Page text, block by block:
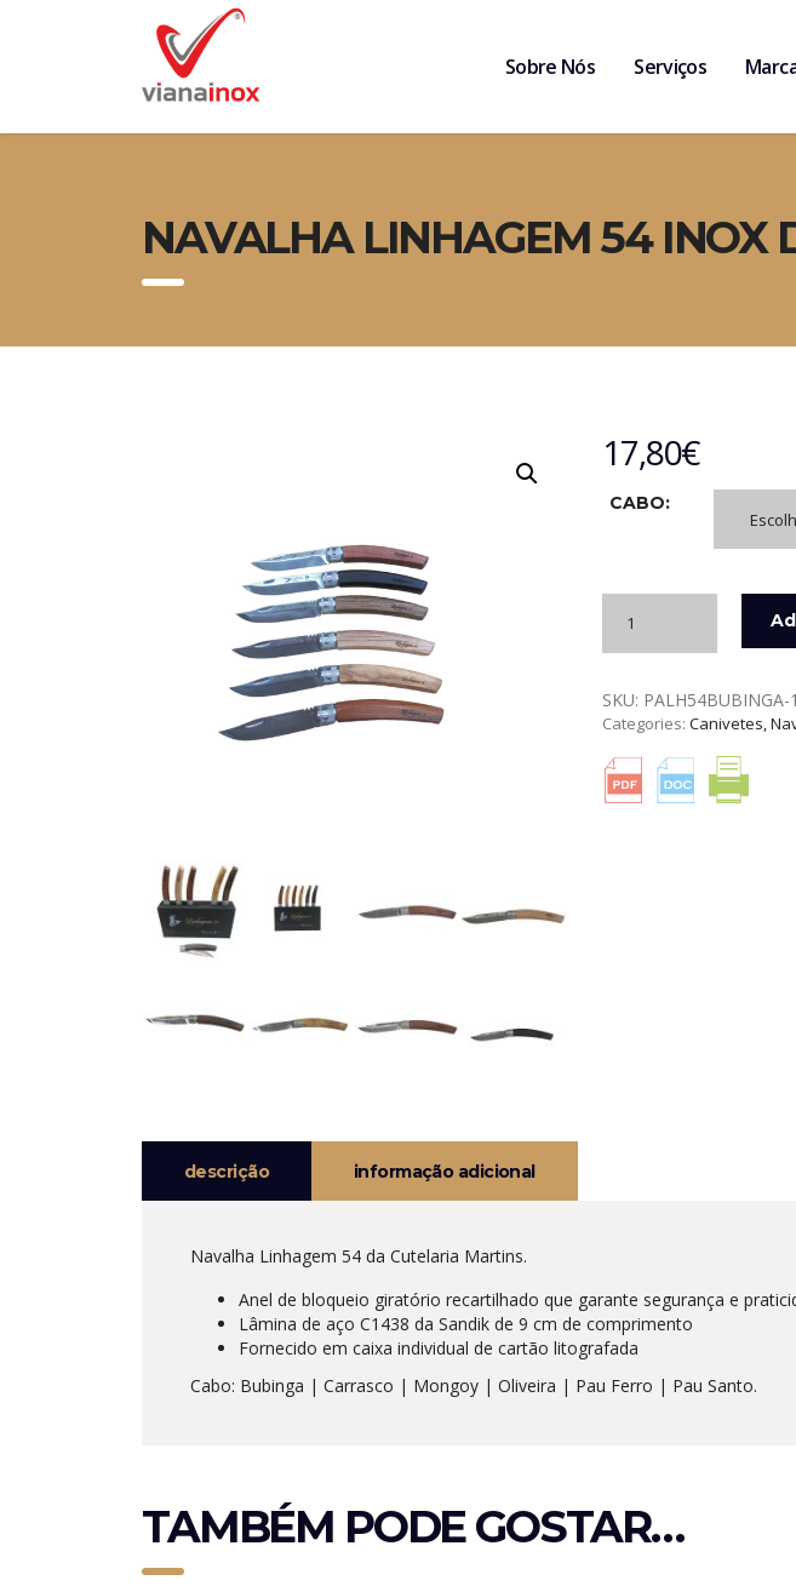
Sobre Nós Serviços
NAVALHA LINHAGEM 54 INOX
17,80€
CABO:
NAVALHA
54
INOX
CUTELARIA
MARTINS
SKU: PALH54BUBINGA-1
Categories: Canivetes,
descrição informação adicional
Navalha Linhagem 54 da Cutelaria Martins.
Anel de bloqueio giratório recartilhado que garante segurança e
Lâmina de aço C1438 da Sandik de 9 cm de comprimento
Fornecido em caixa individual de cartão litografada
Cabo: Bubinga | Carrasco | Mongoy | Oliveira | Pau Ferro | Pau Santo.
TAMBÉM PODE GOSTAR…